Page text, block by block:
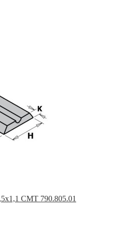
CMT 790.805.01